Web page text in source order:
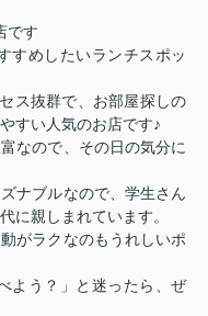
です
すめしたいランチスポッ
ス抜群で、お部屋探しの
すい人気のお店です♪
なので、その日の気分に
ナブルなので、学生さん
に親しまれています。
がラクなのもうれしいポ
よう？」と迷ったら、ぜ